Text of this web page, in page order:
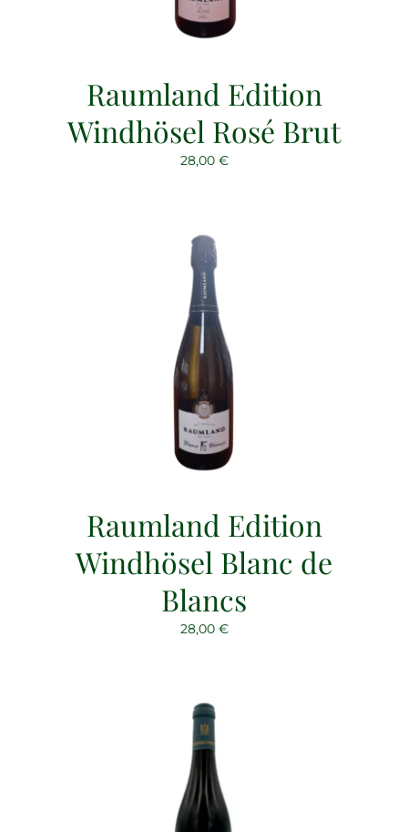
Raumland Edition
Windhösel Rosé Brut
28,00 €
Raumland Edition
Windhösel Blanc de
Blancs
28,00 €